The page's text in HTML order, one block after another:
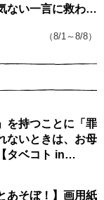
ない一言に救われ
（8/1～8/8）
を持つことに「罪
ないときは、お母
タベコト in
あそぼ！】画用紙